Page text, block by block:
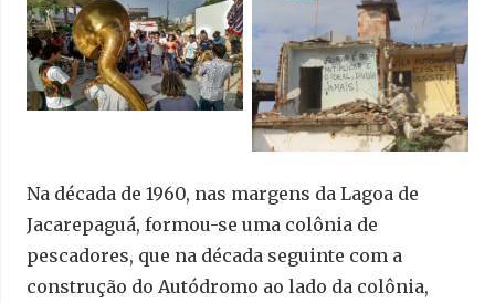
Na década de 1960, nas margens da Lagoa de
Jacarepaguá, formou-se uma colônia de
pescadores, que na década seguinte com a
construção do Autódromo ao lado da colônia,